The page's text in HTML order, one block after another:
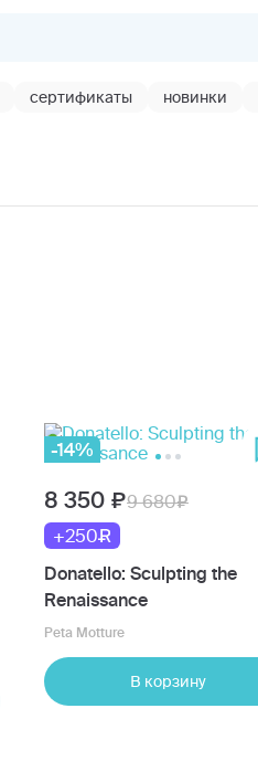
сертификаты новинки
-14%
8 350
9 680
+250
Donatello: Sculpting the
Renaissance
Peta Motture
В корзину